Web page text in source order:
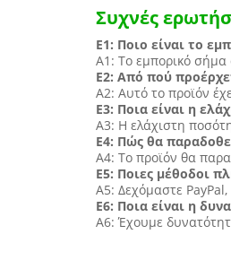
Συχνές
Ε1: Ποιο είναι το
Α1: Το εμπορικό σήμα
Ε2: Από πού
Α2: Αυτό το προϊόν
Ε3: Ποια είναι η
Α3: Η ελάχιστη
Ε4: Πώς θα
Α4: Το προϊόν θα
Ε5: Ποιες μέθοδοι
Α5: Δεχόμαστε
Ε6: Ποια είναι η
Α6: Έχουμε